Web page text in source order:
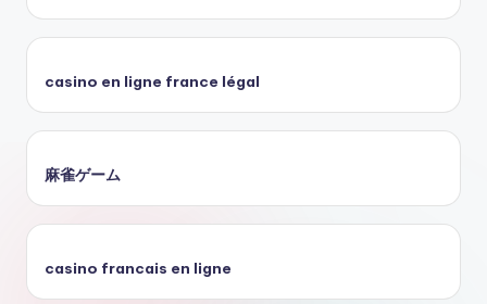
casino en ligne france légal
麻雀ゲーム
casino francais en ligne